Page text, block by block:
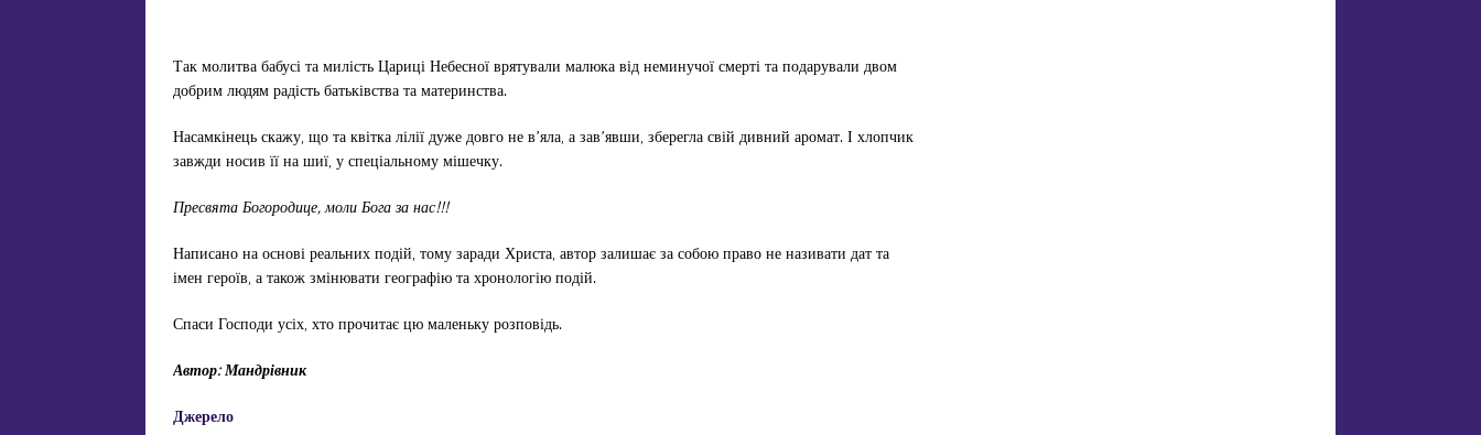
Так молитва бабусі та милість Цариці Небесної врятували малюка від неминучої смерті та подарували двом
добрим людям радість батьківства та материнства.
Насамкінець скажу, що та квітка лілії дуже довго не в’яла, а зав’явши, зберегла свій дивний аромат. І хлопчик
завжди носив її на шиї, у спеціальному мішечку.
Пресвята Богородице, моли Бога за нас!!!
Написано на основі реальних подій, тому заради Христа, автор залишає за собою право не називати дат та
імен героїв, а також змінювати географію та хронологію подій.
Спаси Господи усіх, хто прочитає цю маленьку розповідь.
Автор: Мандрівник
Джерело